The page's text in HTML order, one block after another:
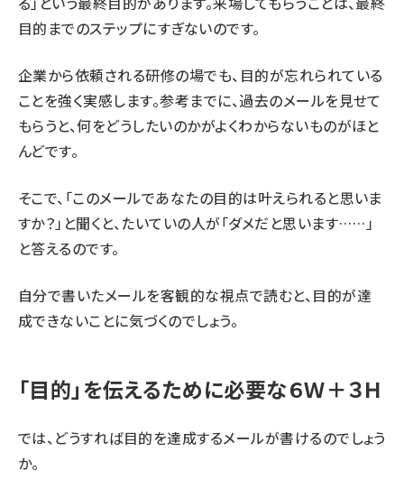
目的までのステップにすぎないのです。
企業から依頼される研修の場でも、目的が忘れられている
ことを強く実感します。参考までに、過去のメールを見せて
もらうと、何をどうしたいのかがよくわからないものがほと
んどです。
そこで、「このメールであなたの目的は叶えられると思いま
すか？」と聞くと、たいていの人が「ダメだと思います……」
と答えるのです。
自分で書いたメールを客観的な視点で読むと、目的が達
成できないことに気づくのでしょう。
「目的」を伝えるために必要な６Ｗ＋３Ｈ
では、どうすれば目的を達成するメールが書けるのでしょう
か。